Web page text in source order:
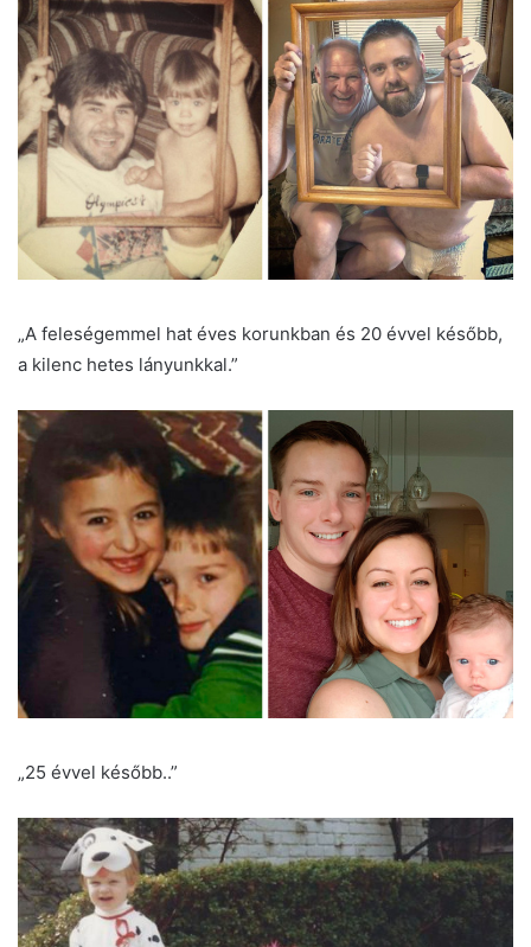
„A feleségemmel hat éves korunkban és 20 évvel később,
a kilenc hetes lányunkkal.”
„25 évvel később..”